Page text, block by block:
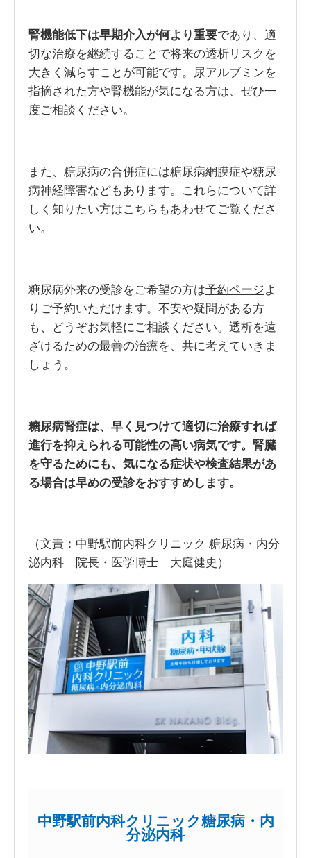
腎機能低下は早期介入が何より重要であり、適
切な治療を継続することで将来の透析リスクを
大きく減らすことが可能です。尿アルブミンを
指摘された方や腎機能が気になる方は、ぜひ一
度ご相談ください。
また、糖尿病の合併症には糖尿病網膜症や糖尿
病神経障害などもあります。これらについて詳
しく知りたい方はこちら もあわせてご覧くださ
い。
糖尿病外来の受診をご希望の方は予約ページよ
りご予約いただけます。不安や疑問がある方
も、どうぞお気軽にご相談ください。透析を遠
ざけるための最善の治療を、共に考えていきま
しょう。
糖尿病腎症は、早く見つけて適切に治療すれば
進行を抑えられる可能性の高い病気です。腎臓
を守るためにも、気になる症状や検査結果があ
る場合は早めの受診をおすすめします。
（文責：中野駅前内科クリニック 糖尿病・内分
泌内科 院長・医学博士 大庭健史）
中野駅前内科クリニック糖尿病・内
分泌内科